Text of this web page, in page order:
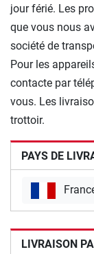
jour férié. Les
que vous nous
société de
Pour les
contacte par
vous. Les
trottoir.
PAYS DE
LIVRAISON